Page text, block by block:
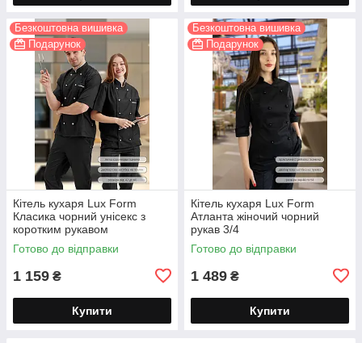
Безкоштовна вишивка
Подарунок
Кітель кухаря Lux Form
Класика чорний унісекс з
коротким рукавом
Готово до відправки
1 159 ₴
Купити
Безкоштовна вишивка
Подарунок
Кітель кухаря Lux Form
Атланта жіночий чорний
рукав 3/4
Готово до відправки
1 489 ₴
Купити